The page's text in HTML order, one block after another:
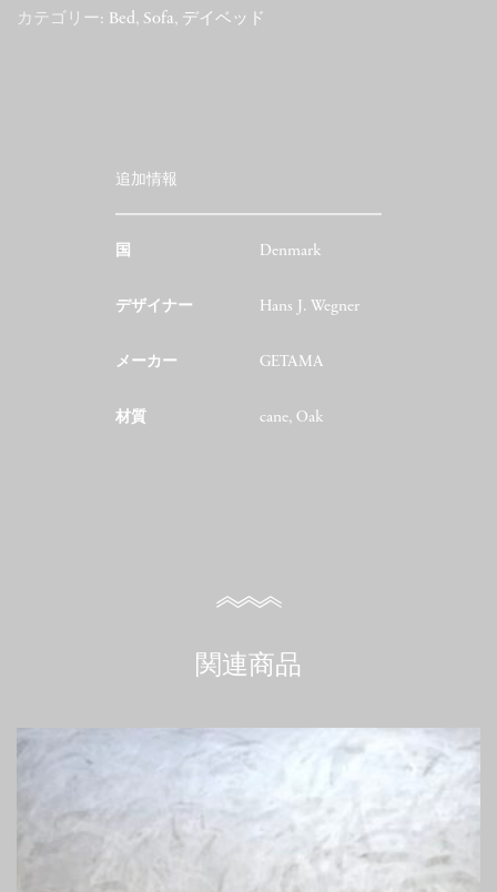
カテゴリー: Bed, Sofa, デイベッド
追加情報
国 Denmark
デザイナー Hans J. Wegner
メーカー GETAMA
材質 cane, Oak
関連商品